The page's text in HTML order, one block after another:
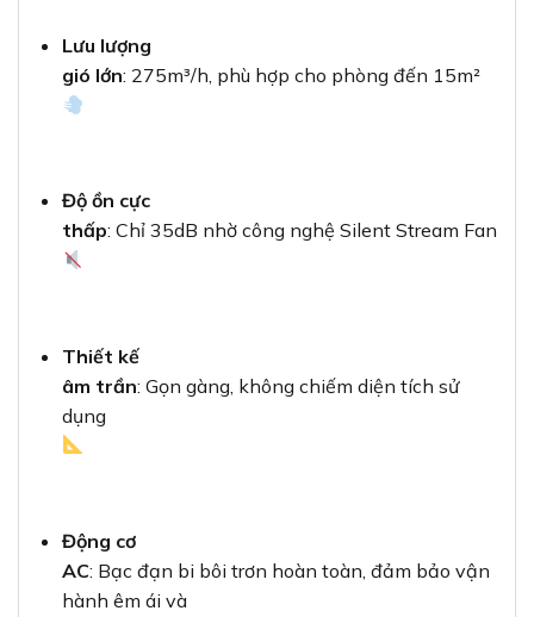
Lưu lượng
gió lớn: 275m³/h, phù hợp cho phòng đến 15m²
Độ ồn cực
thấp: Chỉ 35dB nhờ công nghệ Silent Stream Fan
Thiết kế
âm trần: Gọn gàng, không chiếm diện tích sử
dụng
Động cơ
AC: Bạc đạn bi bôi trơn hoàn toàn, đảm bảo vận
hành êm ái và